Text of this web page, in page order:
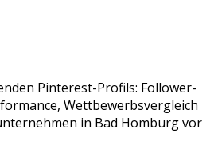
Pinterest-Profils: Follower-
Wettbewerbsvergleich
in Bad Homburg vor